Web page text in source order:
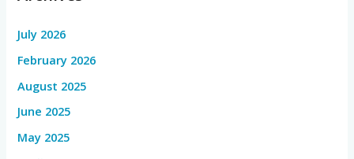
July 2026
February 2026
August 2025
June 2025
May 2025